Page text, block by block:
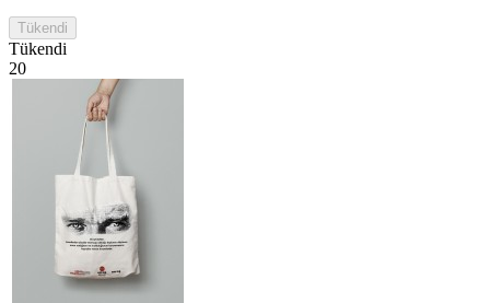
Tükendi
Tükendi
20